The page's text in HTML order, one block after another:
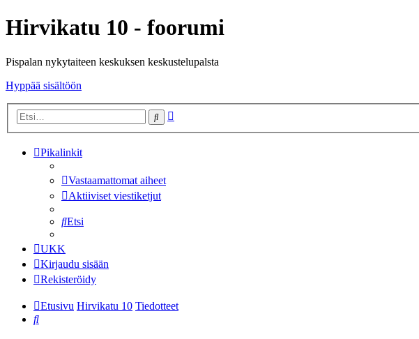
Hirvikatu 10 - foorumi
Pispalan nykytaiteen keskuksen keskustelupalsta
Hyppää sisältöön
Etsi
Pikalinkit
Vastaamattomat aiheet
Aktiiviset viestiketjut
Etsi
UKK
Kirjaudu sisään
Rekisteröidy
Etusivu Hirvikatu 10 Tiedotteet
Etsi